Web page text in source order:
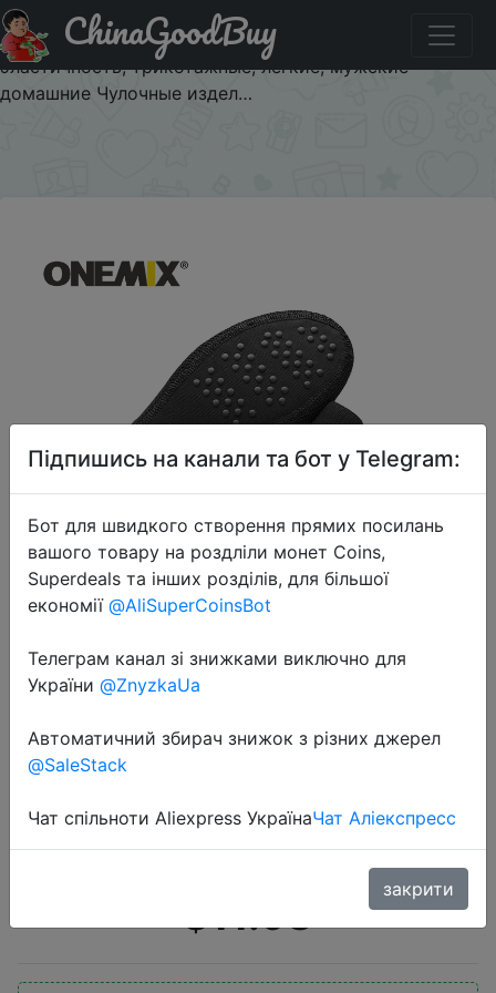
Паридбати з промокодом $8/8 ONEMIX/носки, обувь
для мужчин, без шнуровки, внутренняя часть, высокая
эластичность, трикотажные, легкие, мужские
домашние Чулочные издел…
ChinaGoodBuy
2020-12-09
без шнуровки, внутренняя часть,
высокая эластичность,
домашние Чулочные издел…
$11.98
Підпишись на канали та бот у Telegram:
Бот для швидкого створення прямих посилань
вашого товару на роздліли монет Coins,
Superdeals та інших розділів, для більшої
економії @AliSuperCoinsBot
Телеграм канал зі знижками виключно для
України @ZnyzkaUa
Автоматичний збирач знижок з різних джерел
@SaleStack
Чат спільноти Aliexpress УкраїнаЧат Аліекспресс
закрити